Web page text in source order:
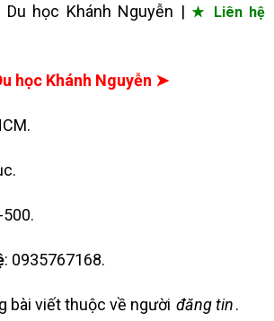
Du học Khánh Nguyễn | ★ Liên hệ
học Khánh Nguyễn ➤
500.
: 0935767168.
bài viết thuộc về người đăng tin.